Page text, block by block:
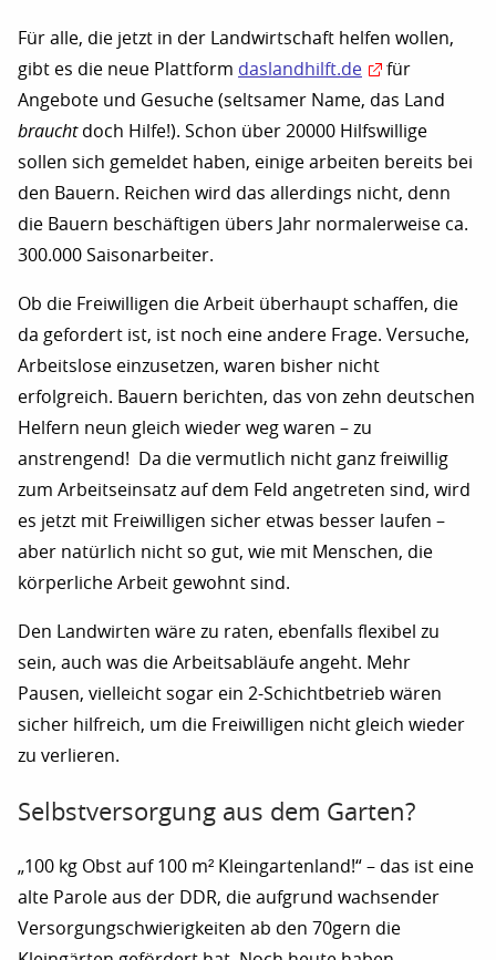
Für alle, die jetzt in der Landwirtschaft helfen wollen,
gibt es die neue Plattform daslandhilft.de
für
Angebote und Gesuche (seltsamer Name, das Land
brauchtdoch Hilfe!). Schon über 20000 Hilfswillige
sollen sich gemeldet haben, einige arbeiten bereits bei
den Bauern. Reichen wird das allerdings nicht, denn
die Bauern beschäftigen übers Jahr normalerweise ca.
300.000 Saisonarbeiter.
Ob die Freiwilligen die Arbeit überhaupt schaffen, die
da gefordert ist, ist noch eine andere Frage. Versuche,
Arbeitslose einzusetzen, waren bisher nicht
erfolgreich. Bauern berichten, das von zehn deutschen
Helfern neun gleich wieder weg waren – zu
anstrengend! Da die vermutlich nicht ganz freiwillig
zum Arbeitseinsatz auf dem Feld angetreten sind, wird
es jetzt mit Freiwilligen sicher etwas besser laufen –
aber natürlich nicht so gut, wie mit Menschen, die
körperliche Arbeit gewohnt sind.
Den Landwirten wäre zu raten, ebenfalls flexibel zu
sein, auch was die Arbeitsabläufe angeht. Mehr
Pausen, vielleicht sogar ein 2-Schichtbetrieb wären
sicher hilfreich, um die Freiwilligen nicht gleich wieder
zu verlieren.
Selbstversorgung aus dem Garten?
„100 kg Obst auf 100 m² Kleingartenland!“ – das ist eine
alte Parole aus der DDR, die aufgrund wachsender
Versorgungschwierigkeiten ab den 70gern die